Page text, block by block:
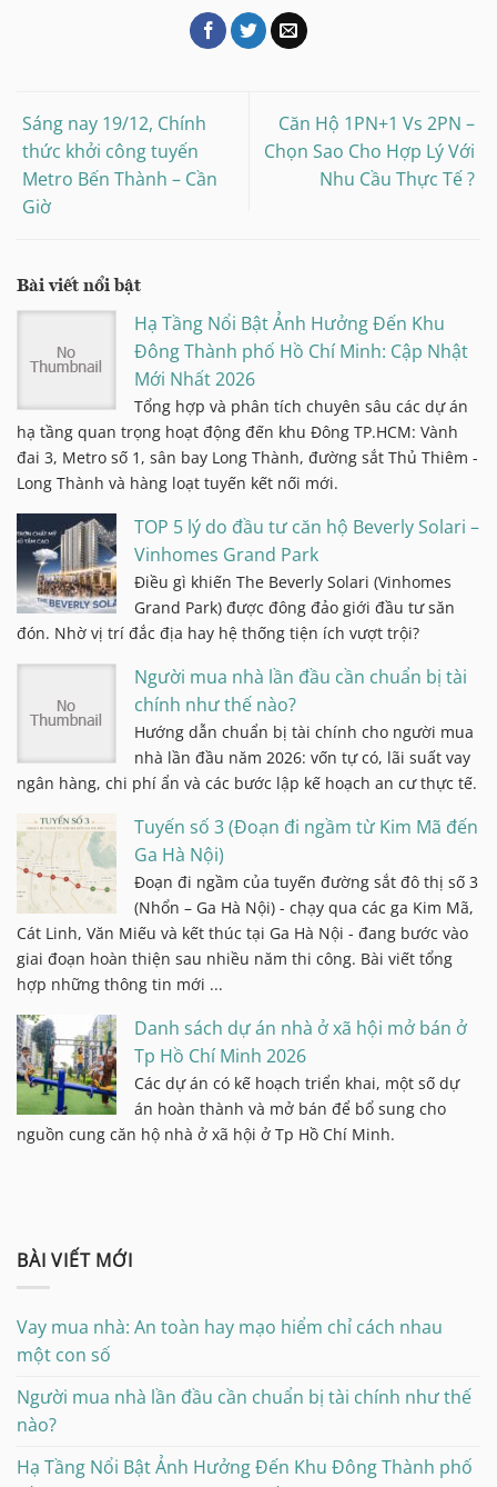
Sáng nay 19/12, Chính
thức khởi công tuyến
Metro Bến Thành – Cần
Giờ
Căn Hộ 1PN+1 Vs 2PN –
Chọn Sao Cho Hợp Lý Với
Nhu Cầu Thực Tế ?
Bài viết nổi bật
Hạ Tầng Nổi Bật Ảnh Hưởng Đến Khu
Đông Thành phố Hồ Chí Minh: Cập Nhật
Mới Nhất 2026
Tổng hợp và phân tích chuyên sâu các dự án
hạ tầng quan trọng hoạt động đến khu Đông TP.HCM: Vành
đai 3, Metro số 1, sân bay Long Thành, đường sắt Thủ Thiêm -
Long Thành và hàng loạt tuyến kết nối mới.
TOP 5 lý do đầu tư căn hộ Beverly Solari –
Vinhomes Grand Park
Điều gì khiến The Beverly Solari (Vinhomes
Grand Park) được đông đảo giới đầu tư săn
đón. Nhờ vị trí đắc địa hay hệ thống tiện ích vượt trội?
Người mua nhà lần đầu cần chuẩn bị tài
chính như thế nào?
Hướng dẫn chuẩn bị tài chính cho người mua
nhà lần đầu năm 2026: vốn tự có, lãi suất vay
ngân hàng, chi phí ẩn và các bước lập kế hoạch an cư thực tế.
Tuyến số 3 (Đoạn đi ngầm từ Kim Mã đến
Ga Hà Nội)
Đoạn đi ngầm của tuyến đường sắt đô thị số 3
(Nhổn – Ga Hà Nội) - chạy qua các ga Kim Mã,
Cát Linh, Văn Miếu và kết thúc tại Ga Hà Nội - đang bước vào
giai đoạn hoàn thiện sau nhiều năm thi công. Bài viết tổng
hợp những thông tin mới ...
Danh sách dự án nhà ở xã hội mở bán ở
Tp Hồ Chí Minh 2026
Các dự án có kế hoạch triển khai, một số dự
án hoàn thành và mở bán để bổ sung cho
nguồn cung căn hộ nhà ở xã hội ở Tp Hồ Chí Minh.
BÀI VIẾT MỚI
Vay mua nhà: An toàn hay mạo hiểm chỉ cách nhau
một con số
Người mua nhà lần đầu cần chuẩn bị tài chính như thế
nào?
Hạ Tầng Nổi Bật Ảnh Hưởng Đến Khu Đông Thành phố